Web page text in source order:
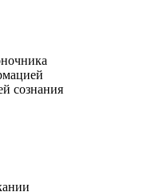
сознания